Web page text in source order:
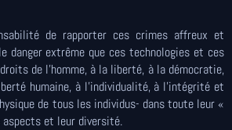
de rapporter ces crimes affreux et
danger extrême que ces technologies et ces
de l'homme, à la liberté, à la démocratie,
humaine, à l'individualité, à l'intégrité et
de tous les individus- dans toute leur «
et leur diversité.